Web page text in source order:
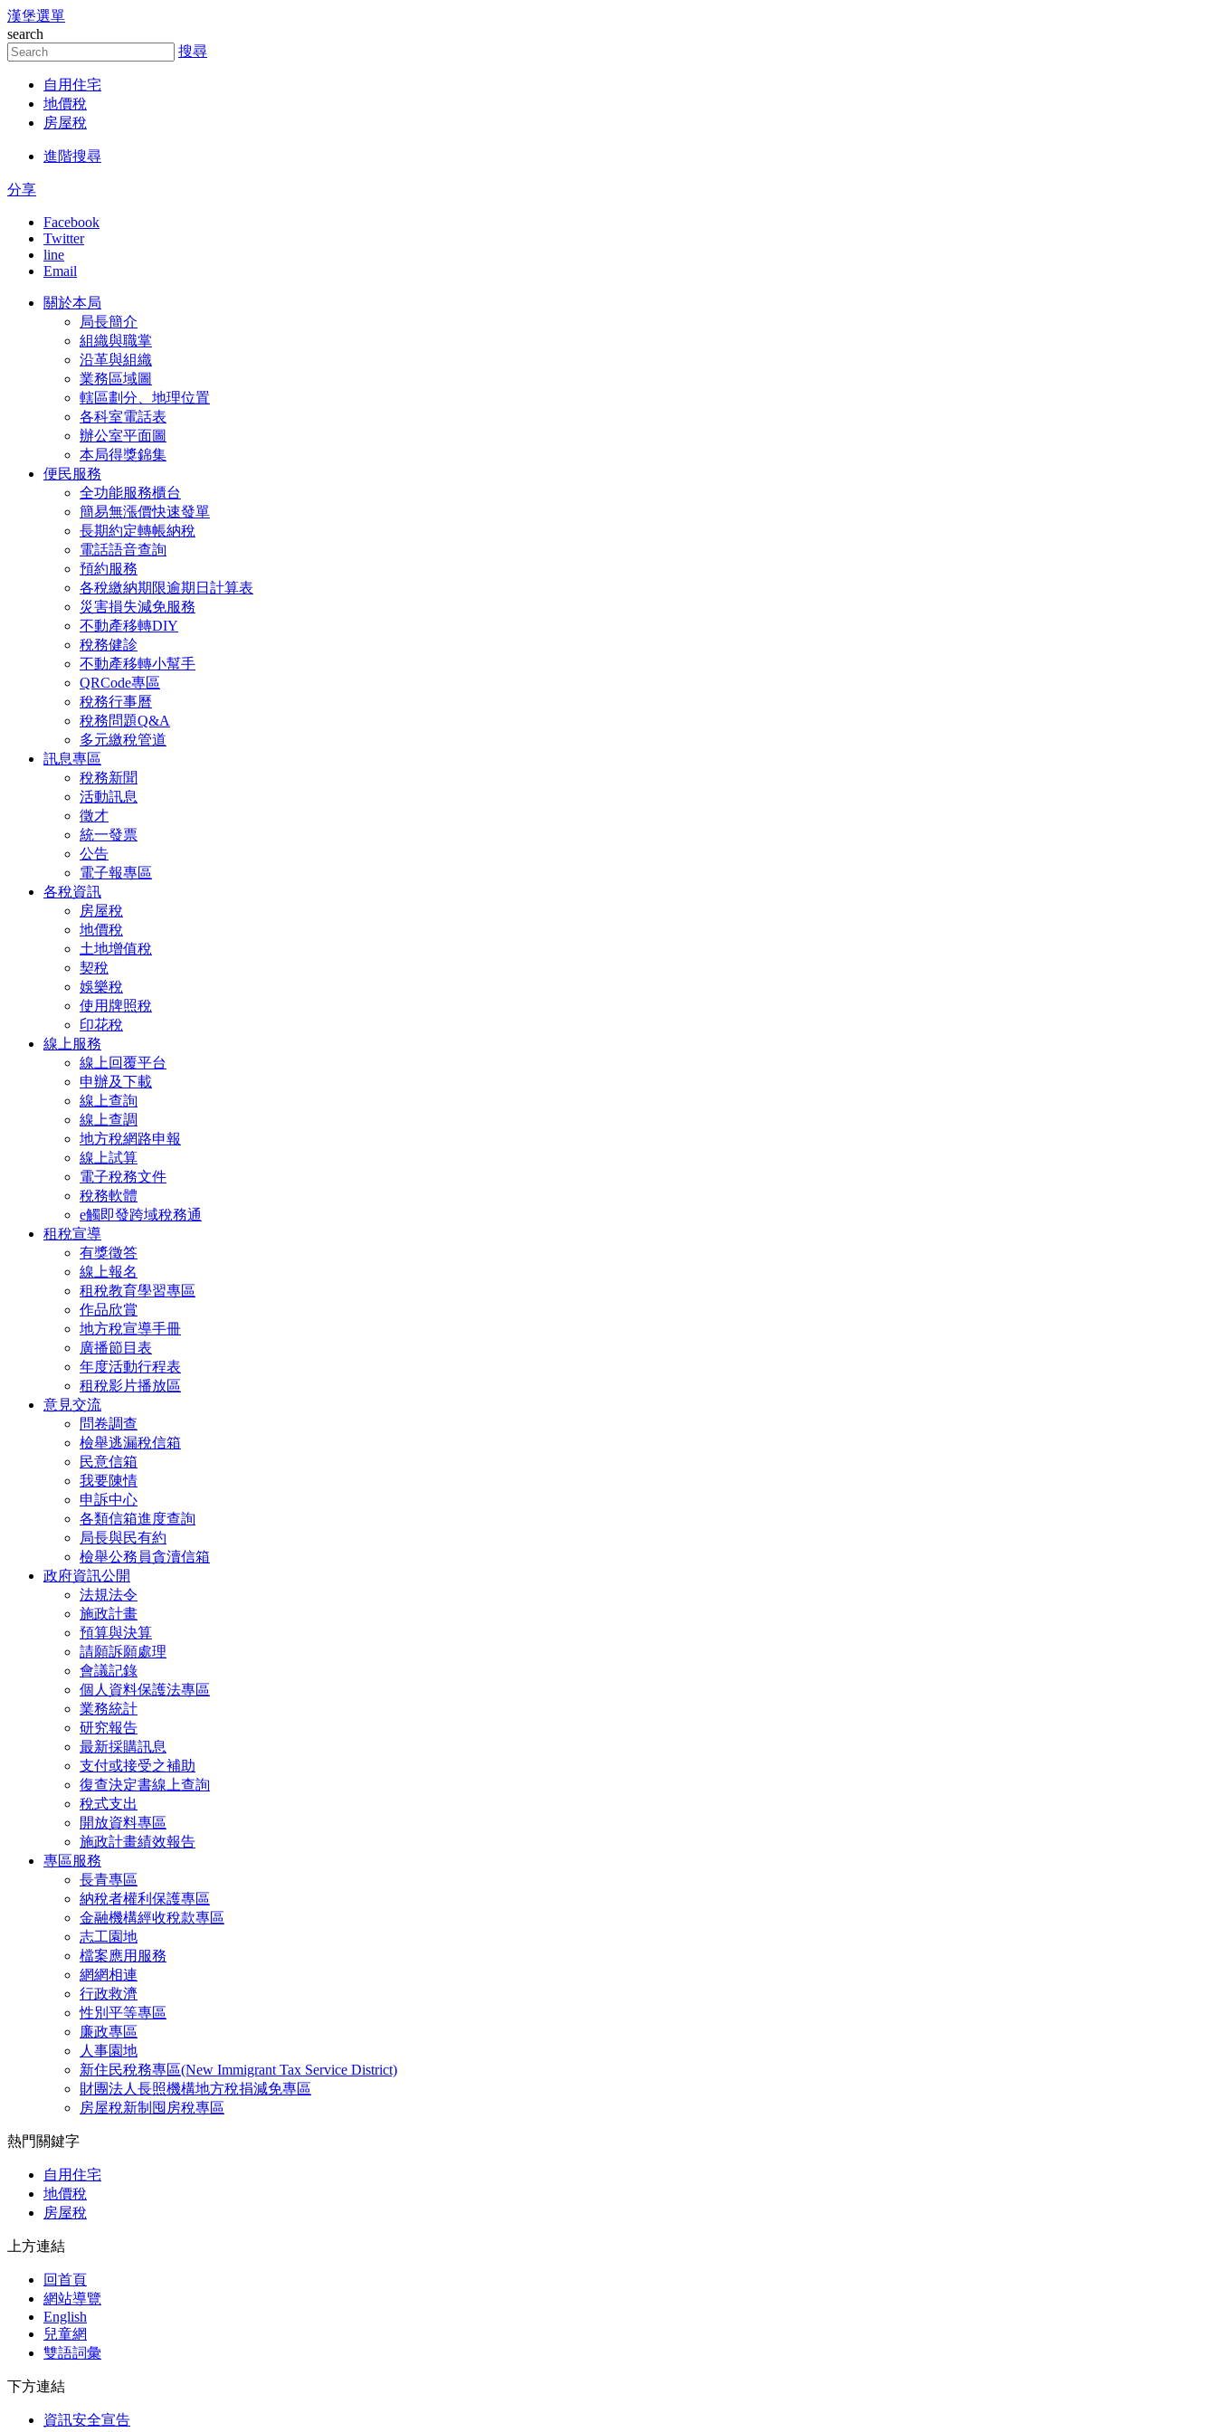
跳到主要內容區塊
漢堡選單
search
搜尋
自用住宅
地價稅
房屋稅
進階搜尋
分享
Facebook
Twitter
line
Email
關於本局
局長簡介
組織與職掌
沿革與組織
業務區域圖
轄區劃分、地理位置
各科室電話表
辦公室平面圖
本局得獎錦集
便民服務
全功能服務櫃台
簡易無漲價快速發單
長期約定轉帳納稅
電話語音查詢
預約服務
各稅繳納期限逾期日計算表
災害損失減免服務
不動產移轉DIY
稅務健診
不動產移轉小幫手
QRCode專區
稅務行事曆
稅務問題Q&A
多元繳稅管道
訊息專區
稅務新聞
活動訊息
徵才
統一發票
公告
電子報專區
各稅資訊
房屋稅
地價稅
土地增值稅
契稅
娛樂稅
使用牌照稅
印花稅
線上服務
線上回覆平台
申辦及下載
線上查詢
線上查調
地方稅網路申報
線上試算
電子稅務文件
稅務軟體
e觸即發跨域稅務通
租稅宣導
有獎徵答
線上報名
租稅教育學習專區
作品欣賞
地方稅宣導手冊
廣播節目表
年度活動行程表
租稅影片播放區
意見交流
問卷調查
檢舉逃漏稅信箱
民意信箱
我要陳情
申訴中心
各類信箱進度查詢
局長與民有約
檢舉公務員貪瀆信箱
政府資訊公開
法規法令
施政計畫
預算與決算
請願訴願處理
會議記錄
個人資料保護法專區
業務統計
研究報告
最新採購訊息
支付或接受之補助
復查決定書線上查詢
稅式支出
開放資料專區
施政計畫績效報告
專區服務
長青專區
納稅者權利保護專區
金融機構經收稅款專區
志工園地
檔案應用服務
網網相連
行政救濟
性別平等專區
廉政專區
人事園地
新住民稅務專區(New Immigrant Tax Service District)
財團法人長照機構地方稅捐減免專區
房屋稅新制囤房稅專區
熱門關鍵字
自用住宅
地價稅
房屋稅
上方連結
回首頁
網站導覽
English
兒童網
雙語詞彙
下方連結
資訊安全宣告